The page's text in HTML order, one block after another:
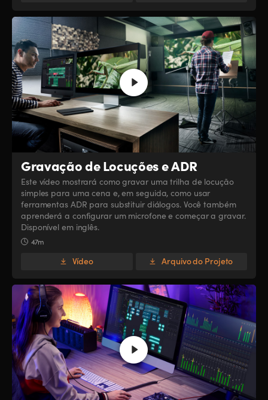
Gravação de Locuções e ADR
Este vídeo mostrará como gravar uma trilha de locução
simples para uma cena e, em seguida, como usar
ferramentas ADR para substituir diálogos. Você também
aprenderá a configurar um microfone e começar a gravar.
Disponível em inglês.
47m
Vídeo Arquivo do Projeto